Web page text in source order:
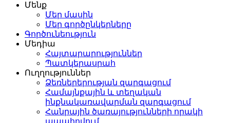
Մենք
Մեր մասին
Մեր գործընկերները
Գործունեություն
Մեդիա
Հայտարարություններ
Պատկերասրահ
Ուղղություններ
Ձեռներերության զարգացում
Համայնքային և տեղական
ինքնակառավարման զարգացում
Հանրային ծառայությունների որակի